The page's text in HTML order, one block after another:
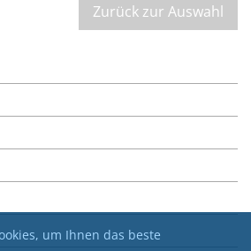
Zurück zur Auswahl
um Ihnen das beste